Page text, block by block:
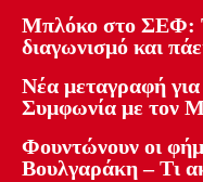
Μπλόκο στο ΣΕΦ:
διαγωνισμό και
Νέα μεταγραφή
Συμφωνία με τον
Φουντώνουν οι
Βουλγαράκη – Τι